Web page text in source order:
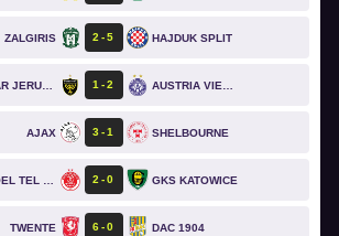
ZALGIRIS 2 5 HAJDUK SPLIT
BEITAR JERUSALEM 1 2
AJAX 3 1 SHELBOURNE
2 0 GKS KATOWICE
TWENTE 6 0 DAC 1904